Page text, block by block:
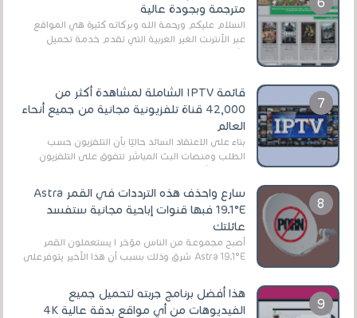
مترجمة وبجودة عالية
السلام عليكم ورحمة الله وبركاته كثيرة هي المواقع
عبر الأنترنت الغير العربية التي تقدم خدمة تحميل
الأفلام على التورنت ، ومعظم هذه المواقع ل...
قائمة IPTV الشاملة لمشاهدة أكثر من
42,000 قناة تلفزيونية مجانية من جميع أنحاء
العالم
بناءً على الاعتقاد السائد حاليًا بأن التلفزيون حسب
الطلب ومنصات البث المباشر تتفوق على التلفزيون
الرقمي الأرضي التقليدي، يُعدّ IPTV-org خيار...
سارع واحذف هذه الترددات في القمر Astra
19.1°E فبها قنوات إباحية مجانية ستفسد
عائلتك
أصبح مجموعة من الناس مؤخر ا يستعملون القمر
Astra 19.1°E شرق وذلك بسبب أن هذا الأخير يتوفرعلى
هذا أفضل برنامج جربته لتحميل جميع
الفيديوهات من أي مواقع بدقة عالية 4K